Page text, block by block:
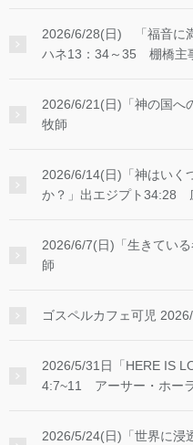
2026/6/28(日) 「福音に
ハネ13：34～35 棚橋主
2026/6/21(日)「神の国
牧師
2026/6/14(日)「神はいく
か？」出エジプト34:28
2026/6/7(日)「生きてい
師
ゴスペルカフェ可児
2026/5/31日「HERE IS
4:7~11 アーサー・ホー
2026/5/24(日)「世界に